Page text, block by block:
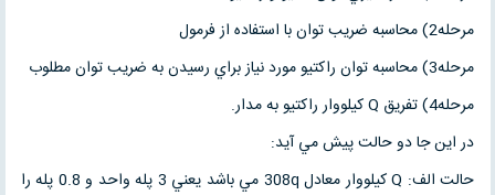
مرحله2) محاسبه ضريب توان با استفاده از فرمول
مرحله3) محاسبه توان راكتيو مورد نياز براي رسيدن به ضريب توان مطلوب
مرحله4) تفريق Q كيلووار راكتيو به مدار.
در اين جا دو حالت پيش مي آيد:
حالت الف: Q كيلووار معادل 308q مي باشد يعني 3 پله واحد و 0.8 پله را